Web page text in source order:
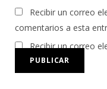
Recibir un correo
comentarios a esta
Recibir un correo